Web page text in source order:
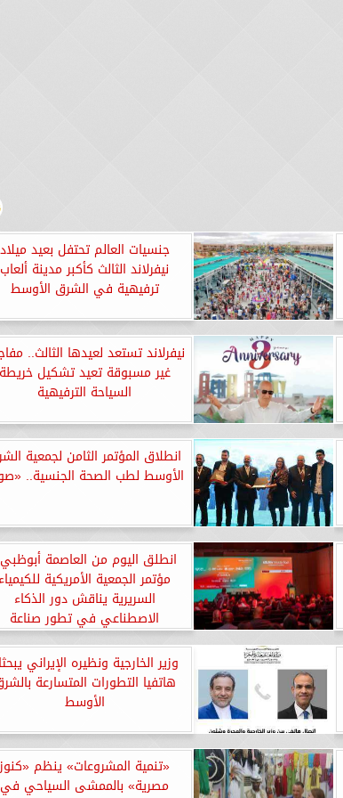
جنسيات العالم تحتفل بعيد ميلاد
نيفرلاند الثالث كأكبر مدينة ألعاب
ترفيهية في الشرق الأوسط
نيفرلاند تستعد لعيدها الثالث..
غير مسبوقة تعيد تشكيل
السياحة الترفيهية
انطلاق المؤتمر الثامن لجمعية
الأوسط لطب الصحة الجنسية..
انطلق اليوم من العاصمة
مؤتمر الجمعية الأمريكية
السريرية يناقش دور الذكاء
الاصطناعي في تطور صناعة
المختبرات بالشرق الأوسط
وزير الخارجية ونظيره الإيراني
هاتفيا التطورات المتسارعة
الأوسط
«تنمية المشروعات» ينظم «كنوز
مصرية» بالممشى السياحي في